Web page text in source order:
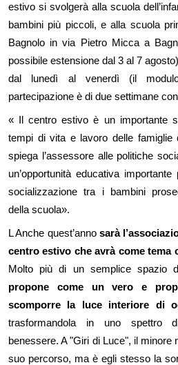
estivo si svolgerà alla scuola
bambini più piccoli, e alla scuola
Bagnolo in via Pietro Micca a
possibile estensione dal 3 al 7 agosto)
dal lunedì al venerdì (il
partecipazione è di due settimane
« Il centro estivo è un importante
tempi di vita e lavoro delle famiglie
spiega l’assessore alle politiche
un’opportunità educativa importante
socializzazione tra i bambini
della scuola».
L Anche quest’anno sarà
centro estivo che avrà cometema
Molto più di un semplice spazio
propone come un vero e
scomporre la luce interiore di
trasformandola in uno spettro
benessere.A"Giri di Luce", il minore
suo percorso, ma è egli stesso la